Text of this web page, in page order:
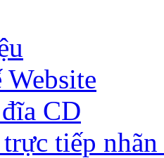
CD
tiếp